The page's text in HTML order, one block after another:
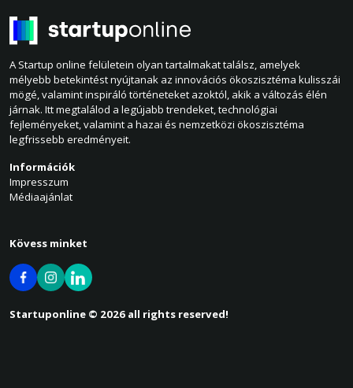
A Startup online felületein olyan tartalmakat találsz, amelyek
mélyebb betekintést nyújtanak az innovációs ökoszisztéma kulisszái
mögé, valamint inspiráló történeteket azoktól, akik a változás élén
járnak. Itt megtalálod a legújabb trendeket, technológiai
fejleményeket, valamint a hazai és nemzetközi ökoszisztéma
legfrissebb eredményeit.
Információk
Impresszum
Médiaajánlat
Kövess minket
Startuponline © 2026 all rights reserved!